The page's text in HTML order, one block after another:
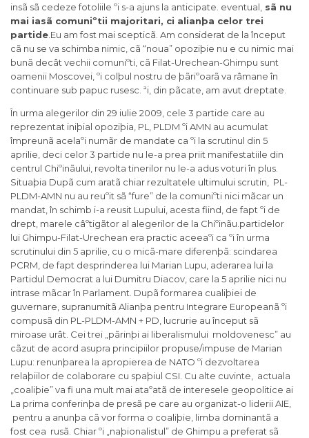
insã sã cedeze fotoliile ºi s-a ajuns la anticipate. eventual, sã nu
mai iasã comuniºtii majoritari, ci alianþa celor trei
partide .Eu am fost mai scepticã. Am considerat de la început
cã nu se va schimba nimic, cã “noua” opoziþie nu e cu nimic mai
bunã decât vechii comuniºti, cã Filat-Urechean-Ghimpu sunt
oamenii Moscovei, ºi colþul nostru de þãriºoarã va râmane în
continuare sub papuc rusesc. ªi, din pãcate, am avut dreptate.
În urma alegerilor din 29 iulie 2009, cele 3 partide care au
reprezentat iniþial opoziþia, PL, PLDM ºi AMN au acumulat
împreunã acelaºi numãr de mandate ca ºi la scrutinul din 5
aprilie, deci celor 3 partide nu le-a prea priit manifestatiile din
centrul Chiºinãului, revolta tinerilor nu le-a adus voturi în plus.
Situaþia Dupã cum aratã chiar rezultatele ultimului scrutin, PL-
PLDM-AMN nu au reuºit sã “fure” de la comuniºti nici mãcar un
mandat, în schimb i-a reusit Lupului, acesta fiind, de fapt ºi de
drept, marele câºtigãtor al alegerilor de la Chiºinãu.partidelor
lui Ghimpu-Filat-Urechean era practic aceeaºi ca ºi în urma
scrutinului din 5 aprilie, cu o micã-mare diferenþã: scindarea
PCRM, de fapt desprinderea lui Marian Lupu, aderarea lui la
Partidul Democrat a lui Dumitru Diacov, care la 5 aprilie nici nu
intrase mãcar în Parlament. Dupã formarea cualiþiei de
guvernare, supranumitã Alianþa pentru Integrare Europeanã ºi
compusã din PL-PLDM-AMN + PD, lucrurie au început sã
miroase urât. Cei trei „pãrinþi ai liberalismului moldovenesc” au
cãzut de acord asupra principiilor propuse/impuse de Marian
Lupu: renunþarea la apropierea de NATO ºi dezvoltarea
relaþiilor de colaborare cu spaþiul CSI. Cu alte cuvinte, actuala
„coaliþie” va fi una mult mai ataºatã de interesele geopolitice ai
La prima conferinþa de presã pe care au organizat-o liderii AIE,
pentru a anunþa cã vor forma o coaliþie, limba dominantã a
fost cea rusã. Chiar ºi „naþionalistul” de Ghimpu a preferat sã